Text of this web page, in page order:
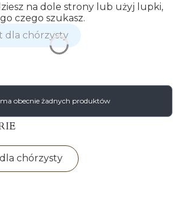
na dole strony lub użyj lupki,
czego szukasz.
dla chórzysty
obecnie żadnych produktów
chórzysty